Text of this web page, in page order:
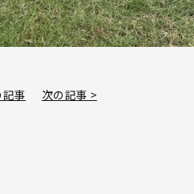
事 次の記事 >